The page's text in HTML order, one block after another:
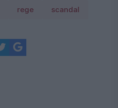
rege scandal